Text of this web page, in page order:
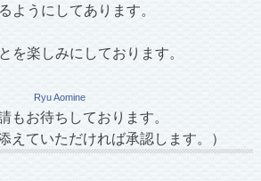
ようにしてあります。
を楽しみにしております。
Ryu Aomine
もお待ちしております。
えていただければ承認します。）